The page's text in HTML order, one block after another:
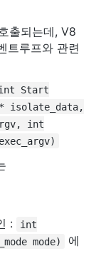
출되는데, V8
트루프와 관련
Start
isolate_data,
int
:
int
mode)
에